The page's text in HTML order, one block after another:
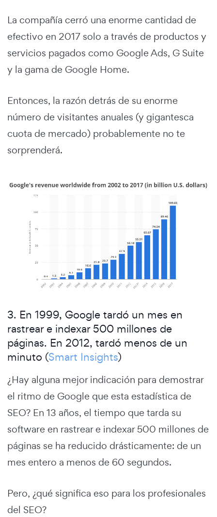
La compañía cerró una enorme cantidad de
efectivo en 2017 solo a través de productos y
servicios pagados como Google Ads, G Suite
y la gama de Google Home.
Entonces, la razón detrás de su enorme
número de visitantes anuales (y gigantesca
cuota de mercado) probablemente no te
sorprenderá.
3. En 1999, Google tardó un mes en
rastrear e indexar 500 millones de
páginas. En 2012, tardó menos de un
minuto (Smart Insights)
¿Hay alguna mejor indicación para demostrar
el ritmo de Google que esta estadística de
SEO? En 13 años, el tiempo que tarda su
software en rastrear e indexar 500 millones de
páginas se ha reducido drásticamente: de un
mes entero a menos de 60 segundos.
Pero, ¿qué significa eso para los profesionales
del SEO?